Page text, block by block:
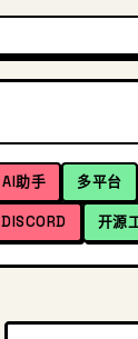
AI助手 多平台
DISCORD 开源